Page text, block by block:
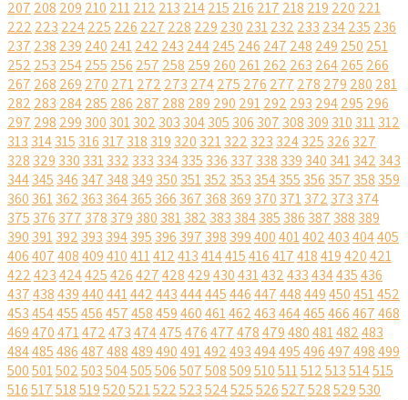
207 208 209 210 211212 213 214215 216 217 218 219 220 221
222 223 224225 226 227 228 229 230 231232 233 234235 236
237 238 239 240 241242 243 244245 246 247 248 249 250 251
252 253 254255 256 257 258 259 260 261262 263 264265 266
267 268 269 270 271272 273 274275 276 277 278 279 280 281
282 283 284285 286 287 288 289 290 291292 293 294295 296
297 298 299 300 301302 303 304305 306 307 308 309 310 311312
313 314315 316 317 318 319 320 321322 323 324325 326 327
328 329 330 331332 333 334335 336 337 338 339 340 341342 343
344345 346 347 348 349 350 351352 353 354355 356 357 358 359
360 361362 363 364365 366 367 368 369 370 371372 373 374
375 376 377 378 379 380 381382 383 384385 386 387 388 389
390 391392 393 394395 396 397 398 399400401402403404405
406407408409410411412413414415416417418419420421
422423424425426427428429430431432433434435436
437438439440441442443444445446447448449450451452
453454455456457458459460461462463464465466467468
469470471472473474475476477478479480481482483
484485486487488489490491492493494495496497498499
500501502503504505506507508509510511512513514515
516517518519520521522523524525526527528529530